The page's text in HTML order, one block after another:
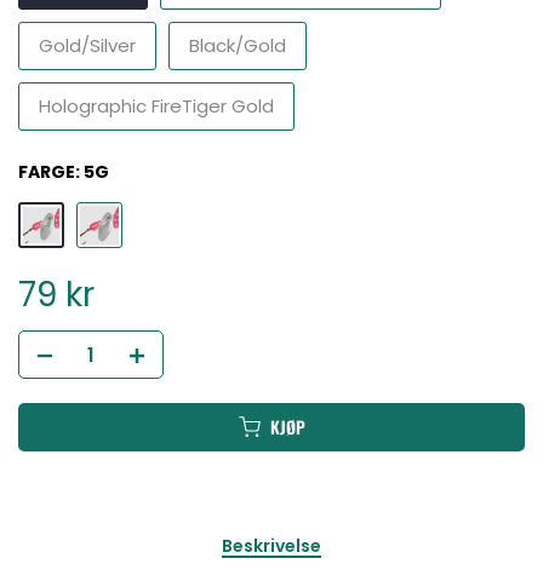
Gold/Silver Black/Gold
Holographic FireTiger Gold
FARGE: 5G
79 kr
KJØP
Beskrivelse